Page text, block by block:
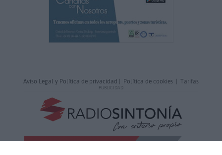
Aviso Legal y Política de privacidad | Política de cookies | Tarifas
PUBLICIDAD